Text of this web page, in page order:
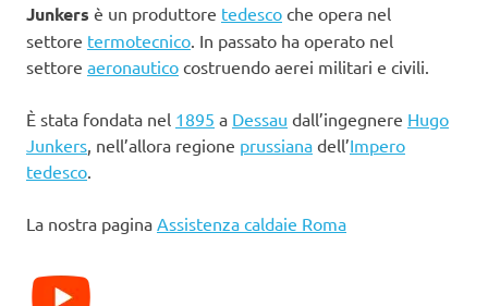
Junkers è un produttore tedesco che opera nel
settore termotecnico . In passato ha operato nel
settore aeronautico costruendo aerei militari e civili.
È stata fondata nel 1895 a Dessau dall’ingegnere Hugo
Junkers , nell’allora regione prussiana dell’Impero
tedesco
La nostra pagina Assistenza caldaie Roma